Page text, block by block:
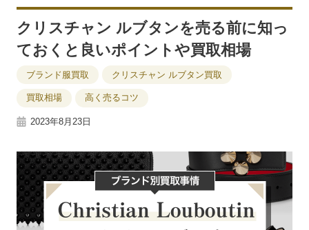
クリスチャン ルブタンを売る前に知っ
ておくと良いポイントや買取相場
ブランド服買取 クリスチャン ルブタン買取
買取相場 高く売るコツ
2023年8月23日